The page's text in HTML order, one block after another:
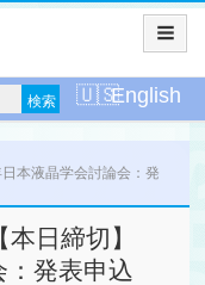
English
本液晶学会討論会：発
日締切】
発表申込